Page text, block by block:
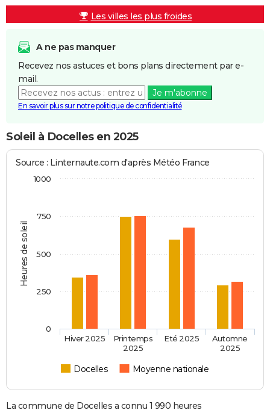
Les villes les plus froides
A ne pas manquer
Recevez nos astuces et bons plans directement par e-
mail.
Je m'abonne
En savoir plus sur notre politique de confidentialité
Soleil à Docelles en 2025
Heures de soleil
Source : Linternaute.com d'après Météo France
Docelles Moyenne nationale
Hiver 2025
Printemps
2025
Eté 2025
Automne
2025
0
250
500
750
1000
La commune de Docelles a connu 1 990 heures